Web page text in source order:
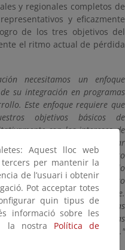
y regionales completos de
y eficazmente
de los tres objetivos del
el ritmo actual de pérdida
necesitamos un enfoque
su integración en programas
Este enfoque requiere que
objetivos básicos de
con los intereses de
manera será posible forjar
el mantenimiento
la promoción de un desarrollo
protegidas son un instrumento
de manera eficaz y eficiente.
de beneficios más allá de las
más allá de las fronteras
géneros y las generaciones."
de Parques, 2003).
Aquest lloc web
per mantenir la
de l’usuari i obtenir
Pot acceptar totes
quin tipus de
informació sobre les
la nostra Política de